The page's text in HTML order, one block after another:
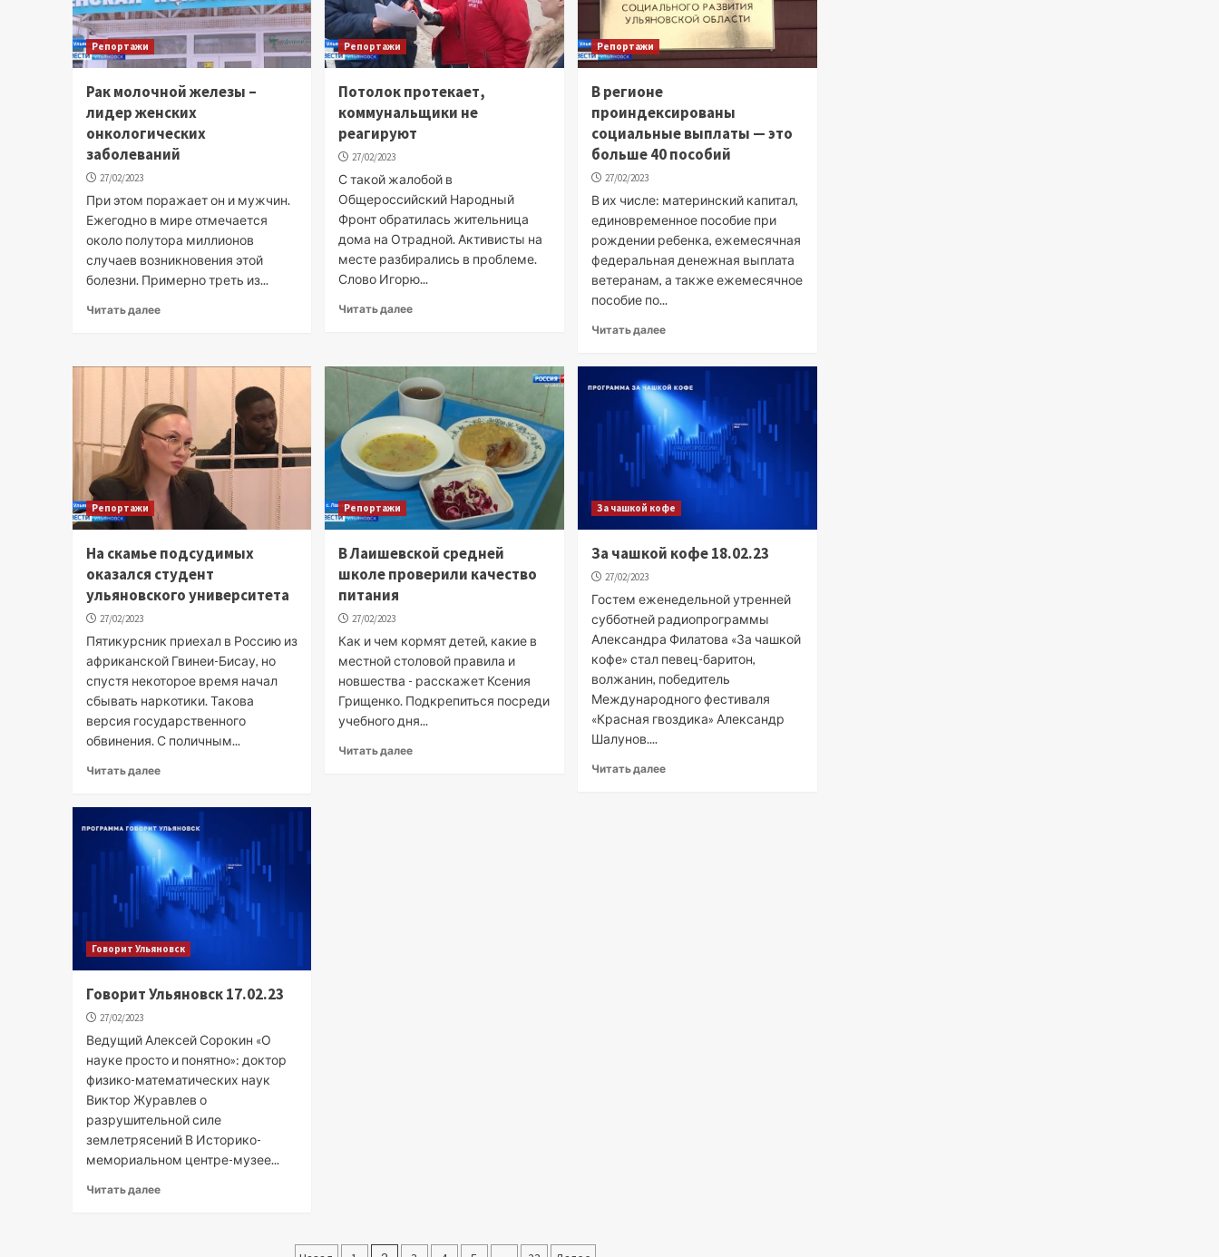
Репортажи
Рак молочной железы –
лидер женских
онкологических
заболеваний
27/02/2023
При этом поражает он и мужчин.
Ежегодно в мире отмечается
около полутора миллионов
случаев возникновения этой
болезни. Примерно треть из...
Читать далее
Репортажи
Потолок протекает,
коммунальщики не
реагируют
27/02/2023
С такой жалобой в
Общероссийский Народный
Фронт обратилась жительница
дома на Отрадной. Активисты на
месте разбирались в проблеме.
Слово Игорю...
Читать далее
Репортажи
В регионе
проиндексированы
социальные выплаты — это
больше 40 пособий
27/02/2023
В их числе: материнский капитал,
единовременное пособие при
рождении ребенка, ежемесячная
федеральная денежная выплата
ветеранам, а также ежемесячное
пособие по...
Читать далее
Репортажи
На скамье подсудимых
оказался студент
ульяновского университета
27/02/2023
Пятикурсник приехал в Россию из
африканской Гвинеи-Бисау, но
спустя некоторое время начал
сбывать наркотики. Такова
версия государственного
обвинения. С поличным...
Читать далее
Репортажи
В Лаишевской средней
школе проверили качество
питания
27/02/2023
Как и чем кормят детей, какие в
местной столовой правила и
новшества - расскажет Ксения
Грищенко. Подкрепиться посреди
учебного дня...
Читать далее
За чашкой кофе
За чашкой кофе 18.02.23
27/02/2023
Гостем еженедельной утренней
субботней радиопрограммы
Александра Филатова «За чашкой
кофе» стал певец-баритон,
волжанин, победитель
Международного фестиваля
«Красная гвоздика» Александр
Шалунов....
Читать далее
Говорит Ульяновск
Говорит Ульяновск 17.02.23
27/02/2023
Ведущий Алексей Сорокин «О
науке просто и понятно»: доктор
физико-математических наук
Виктор Журавлев о
разрушительной силе
землетрясений В Историко-
мемориальном центре-музее...
Читать далее